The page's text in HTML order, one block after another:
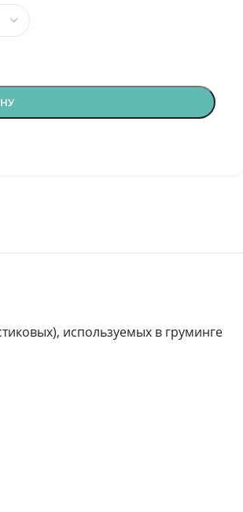
используемых в груминге